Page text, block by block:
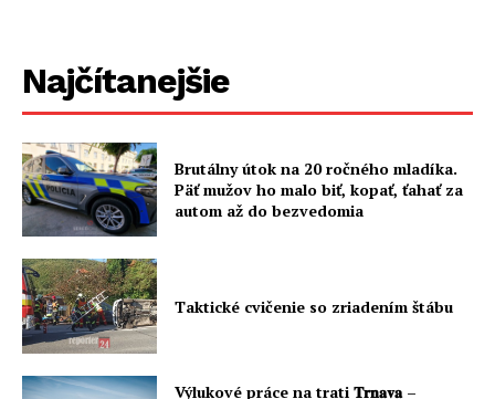
Najčítanejšie
Brutálny útok na 20 ročného mladíka.
Päť mužov ho malo biť, kopať, ťahať za
autom až do bezvedomia
Taktické cvičenie so zriadením štábu
Výlukové práce na trati 𝐓𝐫𝐧𝐚𝐯𝐚 –